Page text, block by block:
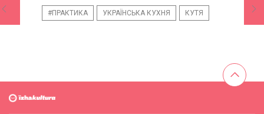
#ПРАКТИКА УКРАЇНСЬКА КУХНЯ КУТЯ